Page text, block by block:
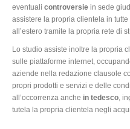
eventuali controversie in sede
assistere la propria clientela in
all’estero tramite la propria rete di
Lo studio assiste inoltre la propria
sulle piattaforme internet,
aziende nella redazione clausole
propri prodotti e servizi e delle
all’occorrenza anche in tedesco,
tutela la propria clientela negli